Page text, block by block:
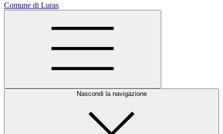
Comune di Luras
Nascondi la navigazione